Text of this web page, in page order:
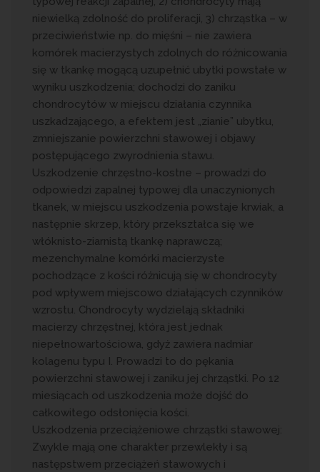
niewielką zdolność do proliferacji, 3) chrząstka – w
przeciwieństwie np. do mięśni – nie zawiera
komórek macierzystych zdolnych do różnicowania
się w tkankę mogącą uzupełnić ubytki powstałe w
wyniku uszkodzenia; dochodzi do zaniku
chondrocytów w miejscu działania czynnika
uszkadzającego, a efektem jest „zianie” ubytku,
zmniejszanie powierzchni stawowej i objawy
postępującego zwyrodnienia stawu.
Uszkodzenie chrzęstno-kostne – prowadzi do
odpowiedzi zapalnej typowej dla unaczynionych
tkanek, w miejscu uszkodzenia powstaje krwiak, a
następnie skrzep, który przekształca się we
włóknisto-ziarnistą tkankę naprawczą;
mezenchymalne komórki macierzyste
pochodzące z kości różnicują się w chondrocyty
pod wpływem miejscowo działających czynników
wzrostu. Chondrocyty wydzielają składniki
macierzy chrzęstnej, która jest jednak
niepełnowartościowa, gdyż zawiera nadmiar
kolagenu typu I. Prowadzi to do pękania
powierzchni stawowej i zaniku jej chrząstki. Po 12
miesiącach od uszkodzenia może dojść do
całkowitego odsłonięcia kości.
Uszkodzenia przeciążeniowe chrząstki stawowej:
Zwykle mają one charakter przewlekły i są
następstwem przeciążeń stawowych i